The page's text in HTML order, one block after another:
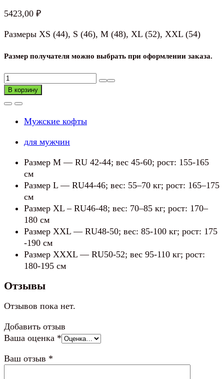
5423,00 ₽
Размеры XS (44), S (46), M (48), XL (52), XXL (54)
Размер получателя можно выбрать при оформлении заказа.
Количество
товара
Джемпер
(толстовка)
В корзину
Мужские кофты
для мужчин
Размер M — RU 42-44; вес 45-60; рост: 155-165
см
Размер L — RU44-46; вес: 55–70 кг; рост: 165–175
см
Размер XL – RU46-48; вес: 70–85 кг; рост: 170–
180 см
Размер XXL — RU48-50; вес: 85-100 кг; рост: 175
-190 см
Размер XXXL — RU50-52; вес 95-110 кг; рост:
180-195 см
Отзывы
Отзывов пока нет.
Добавить отзыв
Ваша оценка *
Ваш отзыв *